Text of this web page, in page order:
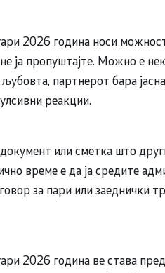
2026 година носи можност
ја пропуштајте. Можно е
партнерот бара
реакции.
или сметка што
време е да ја средите
за пари или заеднички
2026 година ве става